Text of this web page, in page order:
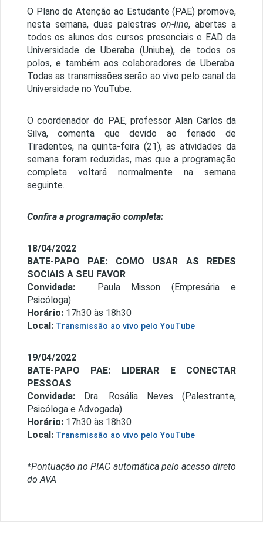
O Plano de Atenção ao Estudante (PAE) promove,
nesta semana, duas palestrason-line, abertas a
todos os alunos dos cursos presenciais e EAD da
Universidade de Uberaba (Uniube), de todos os
polos, e também aos colaboradores de Uberaba.
Todas as transmissões serão ao vivo pelo canal da
Universidade no YouTube.
O coordenador do PAE, professor Alan Carlos da
Silva, comenta que devido ao feriado de
Tiradentes, na quinta-feira (21), as atividades da
semana foram reduzidas, mas que a programação
completa voltará normalmente na semana
seguinte.
Confira a programação completa:
18/04/2022
BATE-PAPO PAE: COMO USAR AS REDES
SOCIAIS A SEU FAVOR
Convidada:Paula Misson (Empresária e
Psicóloga)
Horário:17h30 às 18h30
Local: Transmissão ao vivo pelo YouTube
19/04/2022
BATE-PAPO PAE: LIDERAR E CONECTAR
PESSOAS
Convidada:Dra. Rosália Neves (Palestrante,
Psicóloga e Advogada)
Horário:17h30 às 18h30
Local: Transmissão ao vivo pelo YouTube
*Pontuação no PIAC automática pelo acesso direto
do AVA